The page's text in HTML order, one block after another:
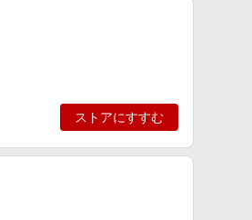
ストアにすすむ